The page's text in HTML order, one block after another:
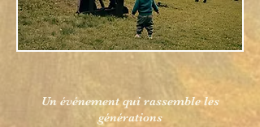
Un événement qui rassemble les
générations